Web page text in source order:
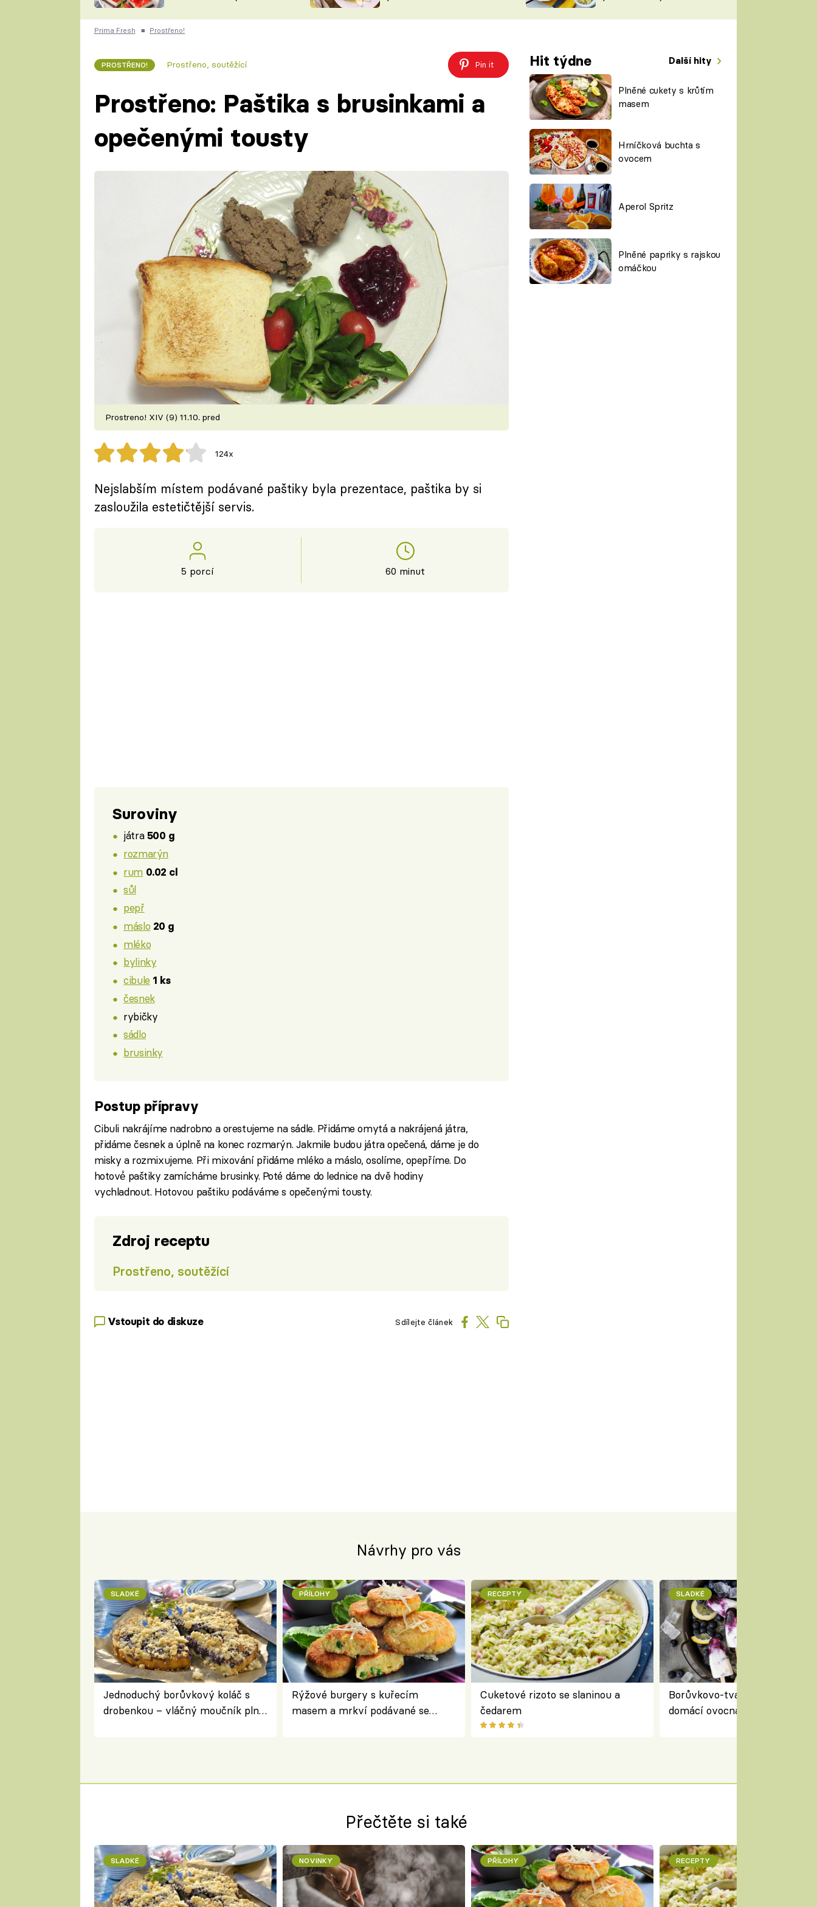
ČESKO NA TALÍŘI
KUCHAŘKA
VYCHYTÁVKY
ŠÉFREDAKTORKY
ČASOPIS
Prima Fresh ■ Prostřeno!
PROSTŘENO! Prostřeno, soutěžící Pin it Hit týdne Další hity
Plněné cukety s krůtím
masem
Hrníčková buchta s
ovocem
Aperol Spritz
Plněné papriky s rajskou
omáčkou
Prostřeno: Paštika s brusinkami a
opečenými tousty
Prostreno! XIV (9) 11.10. pred
124x
Nejslabším místem podávané paštiky byla prezentace, paštika by si
zasloužila estetičtější servis.
5 porcí 60 minut
Suroviny
játra 500 g
rozmarýn
rum 0.02 cl
sůl
pepř
máslo 20 g
mléko
bylinky
cibule 1 ks
česnek
rybičky
sádlo
brusinky
Postup přípravy
Cibuli nakrájíme nadrobno a orestujeme na sádle. Přidáme omytá a nakrájená játra,
přidáme česnek a úplně na konec rozmarýn. Jakmile budou játra opečená, dáme je do
misky a rozmixujeme. Při mixování přidáme mléko a máslo, osolíme, opepříme. Do
hotové́ paštiky zamícháme brusinky. Poté dáme do lednice na dvě hodiny
vychladnout. Hotovou paštiku podáváme s opečenými tousty.
Zdroj receptu
Prostřeno, soutěžící
Vstoupit do diskuze Sdílejte článek
Návrhy pro vás
SLADKÉ
Jednoduchý borůvkový koláč s
drobenkou – vláčný moučník plný
PŘÍLOHY
Rýžové burgery s kuřecím
masem a mrkví podávané se
RECEPTY
Cuketové rizoto se slaninou a
čedarem
SLADKÉ
Borůvkovo-tvarohové nanuky
domácí ovocná zmrzlina na
Přečtěte si také
SLADKÉ NOVINKY PŘÍLOHY RECEPTY